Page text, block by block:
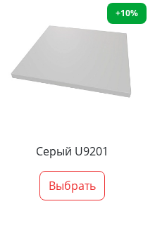
+10%
Серый U9201
Выбрать